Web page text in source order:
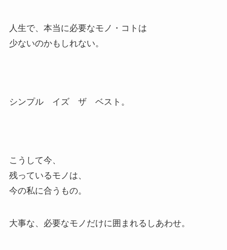
人生で、本当に必要なモノ・コトは
少ないのかもしれない。
シンプル イズ ザ ベスト。
こうして今、
残っているモノは、
今の私に合うもの。
大事な、必要なモノだけに囲まれるしあわせ。